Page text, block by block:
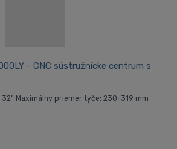
- CNC sústružnícke centrum s
32" Maximálny priemer tyče: 230-319 mm